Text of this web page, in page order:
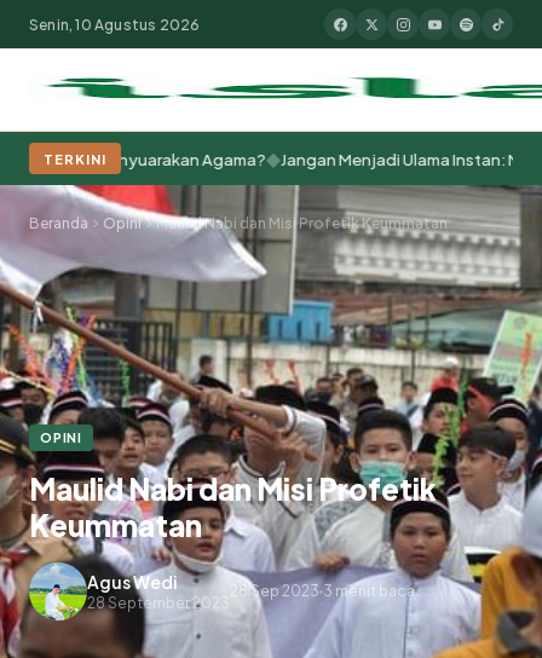
Populer:Moderasi BeragamaKhutbah JumatPesantrenTokoh
Senin, 10 Agustus 2026
TERKINI
Menyuarakan Agama?◆Jangan Menjadi Ulama Instan: Membaca
Beranda Opini Maulid Nabi dan Misi Profetik Keummatan
OPINI
Maulid Nabi dan Misi Profetik
Keummatan
Agus Wedi
28 September 2023
28 Sep 2023.3 menit baca